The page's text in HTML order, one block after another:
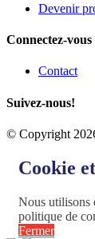
Devenir
Connectez-vous
Contact
Suivez-nous!
© Copyright
Cookie
Nous utilisons
politique de
Fermer